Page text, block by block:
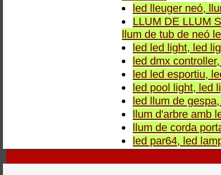
led lleuger neó,
LLUM DE LLUM
llum de tub de neó
led led light, led
led dmx
led led esportiu,
led pool light, led
led llum de
llum d'arbre amb
llum de corda
led par64, led